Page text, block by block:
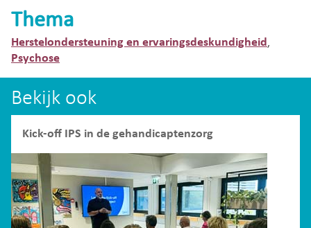
Thema
Herstelondersteuning en ervaringsdeskundigheid,
Psychose
Bekijk ook
Kick-off IPS in de gehandicaptenzorg